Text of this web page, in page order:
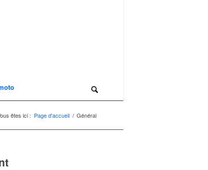
êtes ici : Page d'accueil / Général